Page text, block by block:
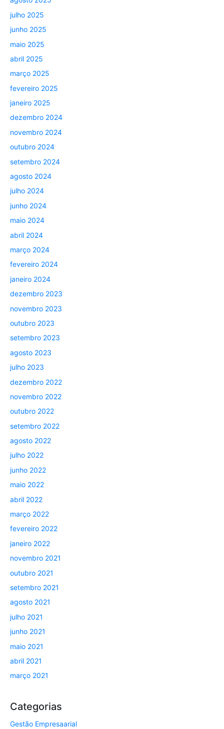
julho 2025
junho 2025
maio 2025
abril 2025
março 2025
fevereiro 2025
janeiro 2025
dezembro 2024
novembro 2024
outubro 2024
setembro 2024
agosto 2024
julho 2024
junho 2024
maio 2024
abril 2024
março 2024
fevereiro 2024
janeiro 2024
dezembro 2023
novembro 2023
outubro 2023
setembro 2023
agosto 2023
julho 2023
dezembro 2022
novembro 2022
outubro 2022
setembro 2022
agosto 2022
julho 2022
junho 2022
maio 2022
abril 2022
março 2022
fevereiro 2022
janeiro 2022
novembro 2021
outubro 2021
setembro 2021
agosto 2021
julho 2021
junho 2021
maio 2021
abril 2021
março 2021
Categorias
Gestão Empresaarial